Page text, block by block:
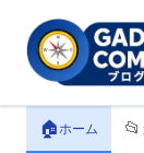
🏠ホーム 📂